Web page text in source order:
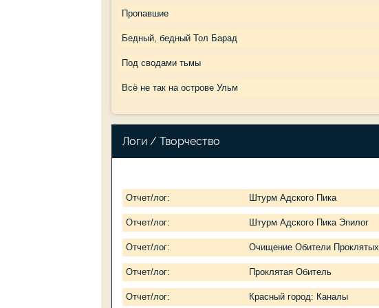
Пропавшие
Бедный, бедный Тол Барад
Под сводами тьмы
Всё не так на острове Ульм
Логи / Творчество
Отчет/лог: Штурм Адского Пика
Отчет/лог: Штурм Адского Пика Эпилог
Отчет/лог: Очищение Обители Проклятых
Отчет/лог: Проклятая Обитель
Отчет/лог: Красный город: Каналы